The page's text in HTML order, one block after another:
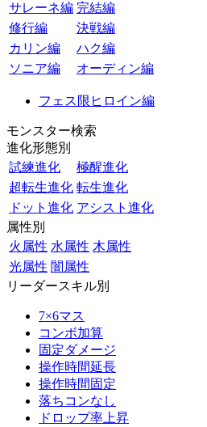
サレーネ編 完結編
修行編
決戦編
カリン編
ハク編
ソニア編
オーディン編
フェス限ヒロイン編
モンスター検索
進化形態別
試練進化
極醒進化
超転生進化 転生進化
ドット進化 アシスト進化
属性別
火属性 水属性 木属性
光属性 闇属性
リーダースキル別
7×6マス
コンボ加算
固定ダメージ
操作時間延長
操作時間固定
落ちコンなし
ドロップ率上昇